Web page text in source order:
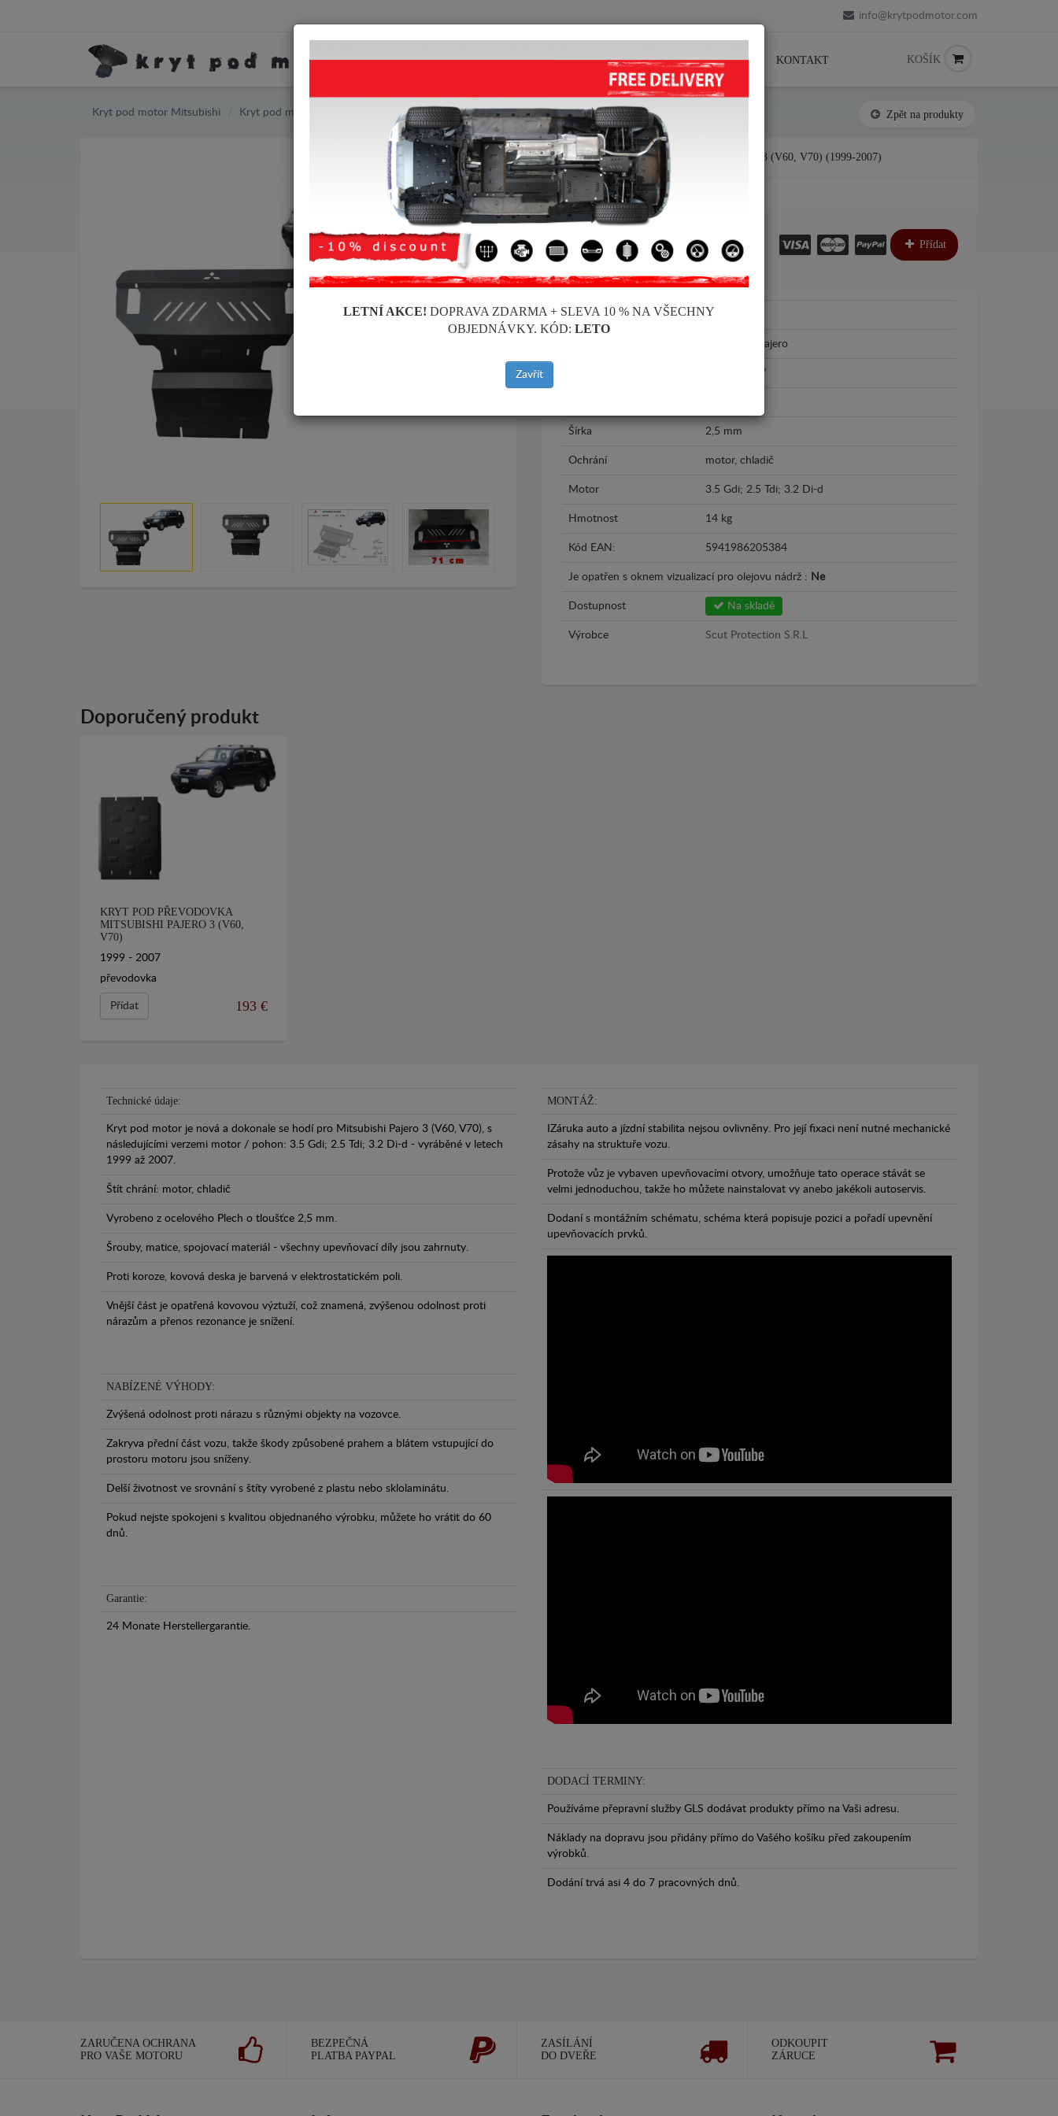
info@krytpodmotor.com
KRYT POD MOTOR HOME DOPRAVA FEEDBACK PRODEJCI KONTAKT KOŠÍK
Kryt pod motor Mitsubishi Kryt pod motor Mitsubishi Pajero Zpět na produkty
KRYT POD MOTOR MITSUBISHI PAJERO 3 (V60, V70) (1999-2007)
Kód výrobku: 15.102
236€ Přídat
Značka Mitsubishi
Mitsubishi Pajero
1999 - 2007
Šírka 2,5 mm
Ochrání motor, chladič
Motor 3.5 Gdi; 2.5 Tdi; 3.2 Di-d
Hmotnost 14 kg
Kód EAN: 5941986205384
Je opatřen s oknem vizualizací pro olejovu nádrž : Ne
Dostupnost Na skladě
Výrobce Scut Protection S.R.L
Doporučený produkt
KRYT POD PŘEVODOVKA
MITSUBISHI PAJERO 3 (V60,
V70)
1999 - 2007
převodovka
Přídat 193 €
Technické údaje:
Kryt pod motor je nová a dokonale se hodí pro Mitsubishi Pajero 3 (V60, V70), s
následujícími verzemi motor / pohon: 3.5 Gdi; 2.5 Tdi; 3.2 Di-d - vyráběné v letech
1999 až 2007.
Štít chrání: motor, chladič
Vyrobeno z ocelového Plech o tloušťce 2,5 mm.
Šrouby, matice, spojovací materiál - všechny upevňovací díly jsou zahrnuty.
Proti koroze, kovová deska je barvená v elektrostatickém poli.
Vnější část je opatřená kovovou výztuží, což znamená, zvýšenou odolnost proti
nárazům a přenos rezonance je snížení.
NABÍZENÉ VÝHODY:
Zvýšená odolnost proti nárazu s různými objekty na vozovce.
Zakryva přední část vozu, takže škody způsobené prahem a blátem vstupující do
prostoru motoru jsou sníženy.
Delší životnost ve srovnání s štíty vyrobené z plastu nebo sklolaminátu.
Pokud nejste spokojeni s kvalitou objednaného výrobku, můžete ho vrátit do 60
dnů.
Garantie:
24 Monate Herstellergarantie.
MONTÁŽ:
IZáruka auto a jízdní stabilita nejsou ovlivněny. Pro její fixaci není nutné mechanické
zásahy na struktuře vozu.
Protože vůz je vybaven upevňovacími otvory, umožňuje tato operace stávát se
velmi jednoduchou, takže ho můžete nainstalovat vy anebo jakékoli autoservis.
Dodaní s montážním schématu, schéma která popisuje pozici a pořadí upevnění
upevňovacích prvků.
DODACÍ TERMINY:
Používáme přepravní služby GLS dodávat produkty přímo na Vaši adresu.
Náklady na dopravu jsou přidány přímo do Vašého košíku před zakoupením
výrobků.
Dodání trvá asi 4 do 7 pracovných dnů.
ZARUČENA OCHRANA
PRO VAŠE MOTORU
BEZPEČNÁ
PLATBA PAYPAL
ZASÍLÁNÍ
DO DVEŘE
ODKOUPIT
ZÁRUCE
LETNÍ AKCE! DOPRAVA ZDARMA + SLEVA 10 % NA VŠECHNY
OBJEDNÁVKY. KÓD: LETO
Zavřít